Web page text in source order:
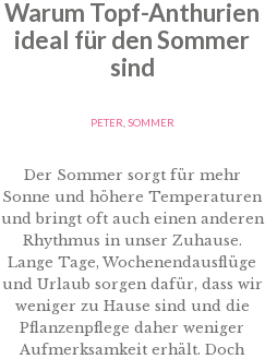
Warum Topf-Anthurien
ideal für den Sommer
sind
PETER SOMMER
Der Sommer sorgt für mehr
Sonne und höhere Temperaturen
und bringt oft auch einen anderen
Rhythmus in unser Zuhause.
Lange Tage, Wochenendausflüge
und Urlaub sorgen dafür, dass wir
weniger zu Hause sind und die
Pflanzenpflege daher weniger
Aufmerksamkeit erhält. Doch